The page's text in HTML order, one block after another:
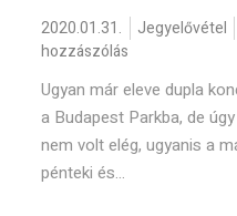
2020.01.31. Jegyelővétel
hozzászólás
Ugyan már eleve dupla
a Budapest Parkba, de
nem volt elég, ugyanis a
pénteki és...